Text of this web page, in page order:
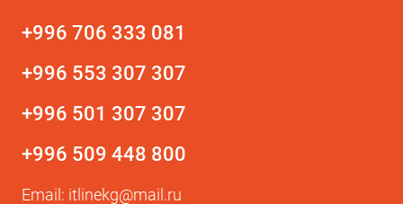
+996 706 333 081
+996 553 307 307
+996 501 307 307
+996 509 448 800
Email: itlinekg@mail.ru